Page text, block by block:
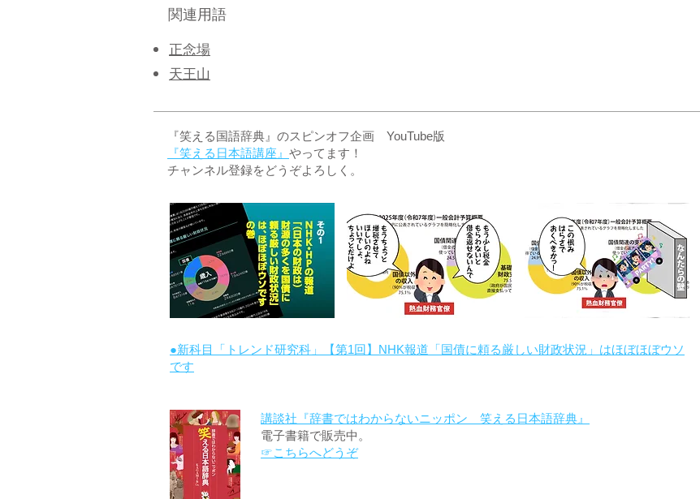
関連用語
正念場
​天王山
『笑える国語辞典』のスピンオフ企画 YouTube版
『笑える日本語講座』 やってます！
チャンネル登録をどうぞよろしく。
●新科目「トレンド研究科」【第1回】NHK報道「国債に頼る厳しい財政状況」はほぼほぼウソ
です
講談社『辞書ではわからないニッポン 笑える日本語辞典』
電子書籍で販売中。
☞こちらへどうぞ